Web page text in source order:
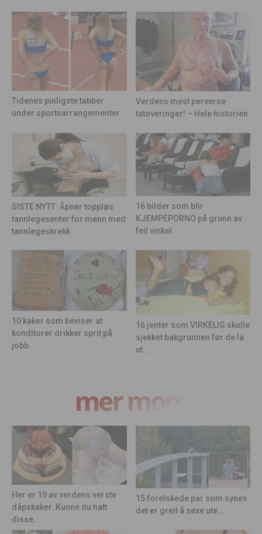
Tidenes pinligste tabber
under sportsarrangementer
Verdens mest perverse
tatoveringer! – Hele historien
SISTE NYTT: Åpner toppløs
tannlegesenter for menn med
tannlegeskrekk
16 bilder som blir
KJEMPEPORNO på grunn av
feil vinkel
10 kaker som beviser at
konditorer drikker sprit på
jobb
16 jenter som VIRKELIG skulle
sjekket bakgrunnen før de la
ut...
mer moro
Her er 19 av verdens verste
dåpskaker. Kunne du hatt
disse...
15 forelskede par som synes
det er greit å sexe ute...